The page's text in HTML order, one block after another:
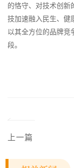
的恪守、对技术创新
技加速融入民生、健
以其全方位的品牌竞
段。
上一篇